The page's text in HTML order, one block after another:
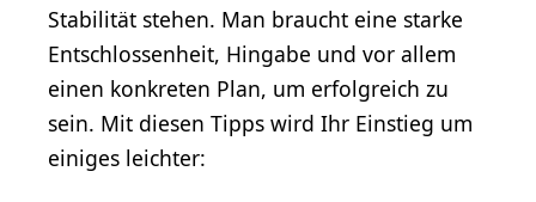
Stabilität stehen. Man braucht eine starke
Entschlossenheit, Hingabe und vor allem
einen konkreten Plan, um erfolgreich zu
sein. Mit diesen Tipps wird Ihr Einstieg um
einiges leichter: